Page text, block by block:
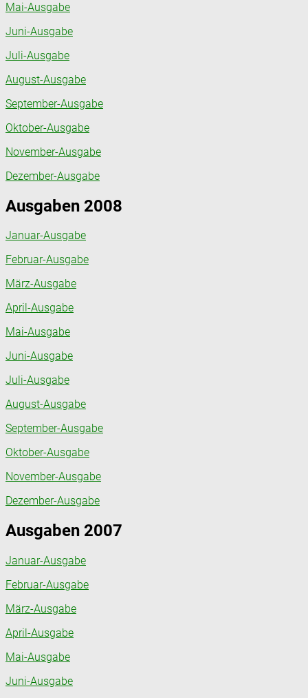
Mai-Ausgabe
Juni-Ausgabe
Juli-Ausgabe
August-Ausgabe
September-Ausgabe
Oktober-Ausgabe
November-Ausgabe
Dezember-Ausgabe
Ausgaben 2008
Januar-Ausgabe
Februar-Ausgabe
März-Ausgabe
April-Ausgabe
Mai-Ausgabe
Juni-Ausgabe
Juli-Ausgabe
August-Ausgabe
September-Ausgabe
Oktober-Ausgabe
November-Ausgabe
Dezember-Ausgabe
Ausgaben 2007
Januar-Ausgabe
Februar-Ausgabe
März-Ausgabe
April-Ausgabe
Mai-Ausgabe
Juni-Ausgabe